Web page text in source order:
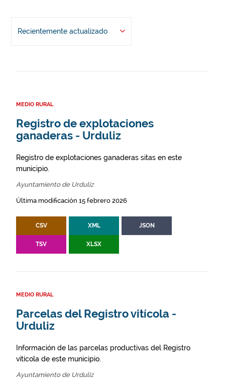
Recientemente actualizado
MEDIO RURAL
Registro de explotaciones
ganaderas - Urduliz
Registro de explotaciones ganaderas sitas en este
municipio.
Ayuntamiento de Urduliz
Última modificación 15 febrero 2026
CSV XML JSON
TSV XLSX
MEDIO RURAL
Parcelas del Registro vitícola -
Urduliz
Información de las parcelas productivas del Registro
vitícola de este municipio.
Ayuntamiento de Urduliz